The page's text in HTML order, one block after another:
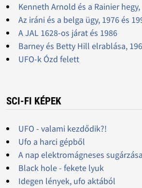
Kenneth Arnold és a Rainier hegy,
Az iráni és a belga ügy, 1976 és
A JAL 1628-os járat és 1986
Barney és Betty Hill elrablása,
UFO-k Ózd felett
SCI-FI KÉPEK
UFO - valami kezdődik?!
Ufo a harci gépből
A nap elektromágneses
Black hole - fekete lyuk
Idegen lények, ufo aktából